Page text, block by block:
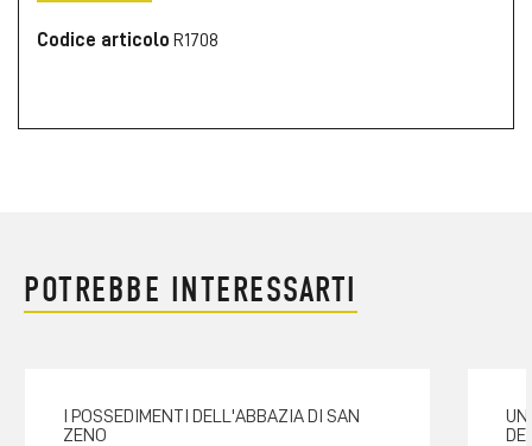
Codice articolo R1708
POTREBBE INTERESSARTI
I POSSEDIMENTI DELL'ABBAZIA DI SAN
ZENO